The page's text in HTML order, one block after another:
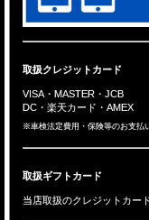
取扱クレジットカード
VISA・MASTER・JCB
DC・楽天カード・AMEX
※車検法定費用・保険等のお支払
取扱ギフトカード
当店取扱のクレジットカー